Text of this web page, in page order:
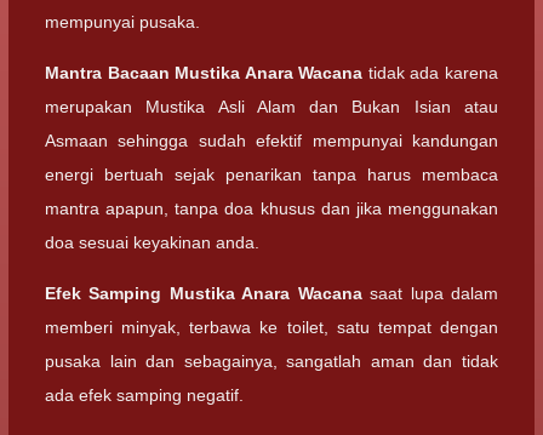
mempunyai pusaka.
Mantra Bacaan Mustika Anara Wacana tidak ada karena
merupakan Mustika Asli Alam dan Bukan Isian atau
Asmaan sehingga sudah efektif mempunyai kandungan
energi bertuah sejak penarikan tanpa harus membaca
mantra apapun, tanpa doa khusus dan jika menggunakan
doa sesuai keyakinan anda.
Efek Samping Mustika Anara Wacanasaat lupa dalam
memberi minyak, terbawa ke toilet, satu tempat dengan
pusaka lain dan sebagainya, sangatlah aman dan tidak
ada efek samping negatif.